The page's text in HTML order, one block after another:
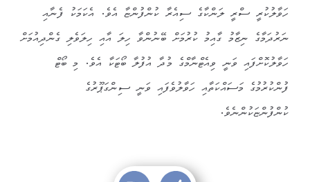
ހަވާލުކުރީ ސްރީ ލަންކާގެ ސިއެރާ ކުންފުންޏާ އެވެ. އެކަމަކު ފެނާއި
ނަރުދަމާގެ ނިޒާމު ގާއިމު ކުރުމަށް ބޭނުންވާ ހިލަ އާއި ހިލަވެލި ގެންދިއުމަށް
ހަވާލުކޮށްފައި ވަނީ ވިއެޓްނާމްގެ މުދާ އުފުލާ ބޯޓަކާ އެވެ. މި ބޯޓް
ފުންކުރުމުގެ މަސައްކަތާއި ހަވާލުވެފައި ވަނީ ސިންގަޕޫރުގެ
ކުންފުންޏަކުންނެވެ.